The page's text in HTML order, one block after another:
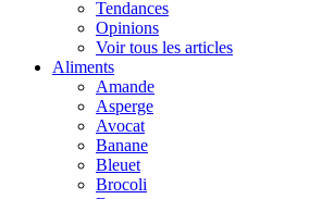
Tendances
Opinions
Voir tous les articles
Aliments
Amande
Asperge
Avocat
Banane
Bleuet
Brocoli